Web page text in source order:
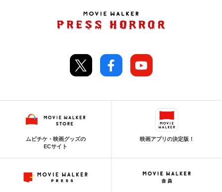
ムビチケ・映画グッズの
ECサイト
映画アプリの決定版！